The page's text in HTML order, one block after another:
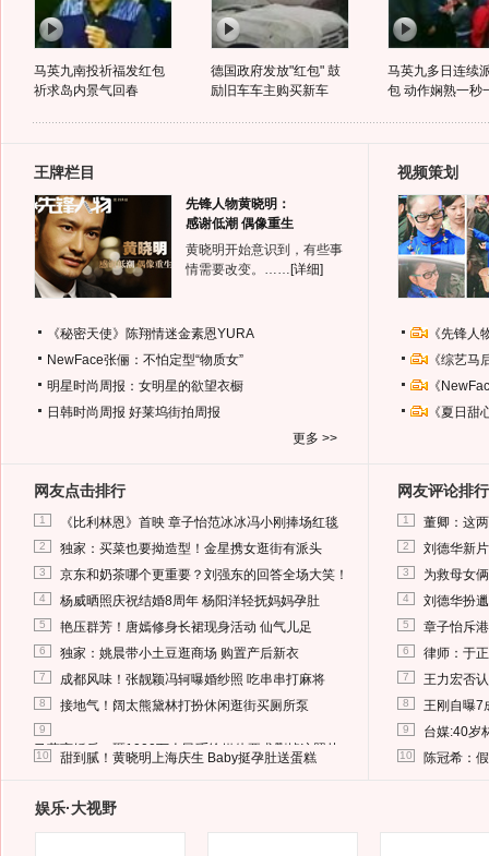
马英九南投祈福发红包
祈求岛内景气回春
德国政府发放"红包" 鼓
励旧车车主购买新车
马英九多日连续
包 动作娴熟一秒
王牌栏目
先锋人物黄晓明：
感谢低潮 偶像重生
黄晓明开始意识到，有些事
情需要改变。…… [详细]
《秘密天使》陈翔情迷金素恩YURA
NewFace张俪：不怕定型“物质女”
明星时尚周报：女明星的欲望衣橱
日韩时尚周报 好莱坞街拍周报
更多 >>
视频策划
《先锋
《综艺
《
《夏日
网友点击排行
1 《比利林恩》首映 章子怡范冰冰冯小刚捧场红毯
2 独家：买菜也要拗造型！金星携女逛街有派头
3 京东和奶茶哪个更重要？刘强东的回答全场大笑！
4 杨威晒照庆祝结婚8周年 杨阳洋轻抚妈妈孕肚
5 艳压群芳！唐嫣修身长裙现身活动 仙气儿足
6 独家：姚晨带小土豆逛商场 购置产后新衣
7 成都风味！张靓颖冯轲曝婚纱照 吃串串打麻将
8 接地气！阔太熊黛林打扮休闲逛街买厕所泵
9
马蓉离婚后，砸1000万人民币给媒体要求删掉这照片
10 甜到腻！黄晓明上海庆生 Baby挺孕肚送蛋糕
网友评论排行
1 董卿：这
2 刘德华新
3 为救母女
4 刘德华扮
5 章子怡斥
6 律师：于
7 王力宏否
8 王刚自曝7
9 台媒:40岁
10 陈冠希：
娱乐·大视野